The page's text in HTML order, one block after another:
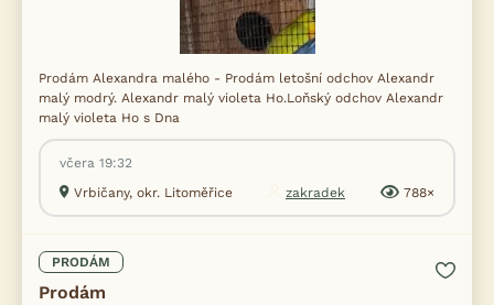
Prodám Alexandra malého - Prodám letošní odchov Alexandr
malý modrý. Alexandr malý violeta Ho.Loňský odchov Alexandr
malý violeta Ho s Dna
včera 19:32
Vrbičany, okr. Litoměřice
zakradek 788×
PRODÁM
Prodám